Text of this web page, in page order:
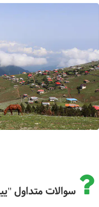
سوالات متداول